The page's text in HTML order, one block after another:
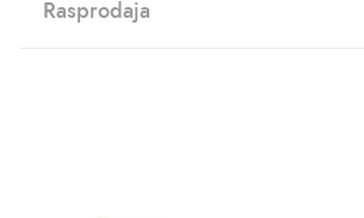
Rasprodaja